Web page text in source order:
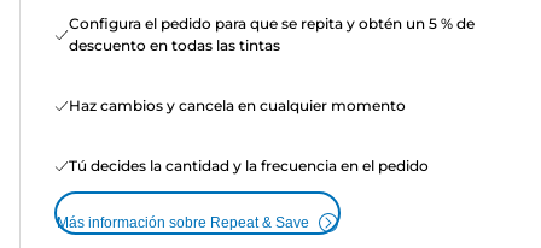
Configura el pedido para que se repita y obtén un 5 % de
descuento en todas las tintas
Haz cambios y cancela en cualquier momento
Tú decides la cantidad y la frecuencia en el pedido
Más información sobre Repeat & Save